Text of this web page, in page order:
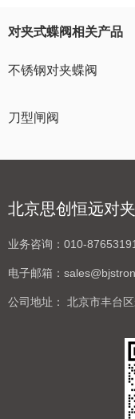
对夹式蝶阀相关产品
不锈钢对夹蝶阀
刀型闸阀
北京思创恒远对
业务咨询： 010-
电子邮箱：
公司地址： 北京市丰台